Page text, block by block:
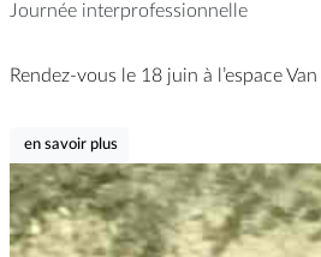
Journée interprofessionnelle
Rendez-vous le 18 juin à l’espace
en savoir plus